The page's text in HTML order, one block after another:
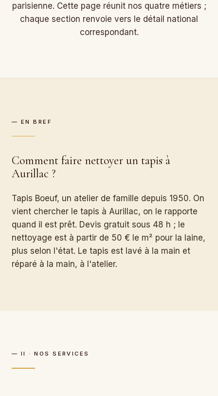
parisienne. Cette page réunit nos quatre métiers ;
chaque section renvoie vers le détail national
correspondant.
— EN BREF
Comment faire nettoyer un tapis à
Aurillac ?
Tapis Boeuf, un atelier de famille depuis 1950. On
vient chercher le tapis à Aurillac, on le rapporte
quand il est prêt. Devis gratuit sous 48 h ; le
nettoyage est à partir de 50 € le m² pour la laine,
plus selon l'état. Le tapis est lavé à la main et
réparé à la main, à l'atelier.
— II · NOS SERVICES